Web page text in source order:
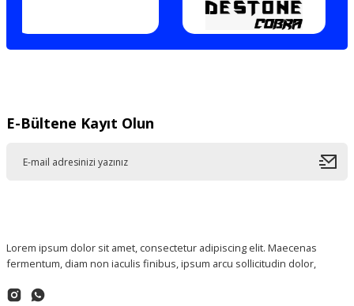
E-Bültene Kayıt Olun
Lorem ipsum dolor sit amet, consectetur adipiscing elit. Maecenas
fermentum, diam non iaculis finibus, ipsum arcu sollicitudin dolor,